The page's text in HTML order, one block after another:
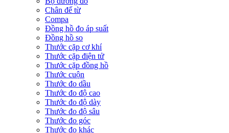
Chân đế từ
Compa
Đồng hồ đo áp suất
Đồng hồ so
Thước cặp cơ khí
Thước cặp điện tử
Thước cặp đồng hồ
Thước cuộn
Thước đo dầu
Thước đo độ cao
Thước đo độ dày
Thước đo độ sâu
Thước đo góc
Thước đo khác